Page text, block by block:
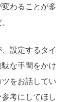
わることが多
設定するタイ
な手間をかけ
をお話してい
考にしてほし